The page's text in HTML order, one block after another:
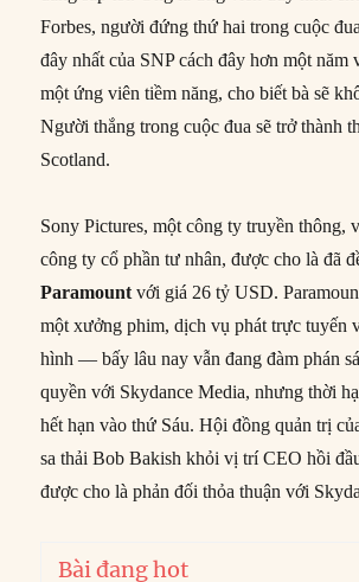
Forbes, người đứng thứ hai trong cuộc
đây nhất của SNP cách đây hơn một năm
một ứng viên tiềm năng, cho biết bà sẽ
Người thắng trong cuộc đua sẽ trở thành
Scotland.
Sony Pictures, một công ty truyền thông,
công ty cổ phần tư nhân, được cho là đã
Paramount với giá 26 tỷ USD.
một xưởng phim, dịch vụ phát trực tuyến
hình — bấy lâu nay vẫn đang đàm phán
quyền với Skydance Media, nhưng thời
hết hạn vào thứ Sáu. Hội đồng quản trị
sa thải Bob Bakish khỏi vị trí CEO hồi
được cho là phản đối thỏa thuận với
Bài đang hot